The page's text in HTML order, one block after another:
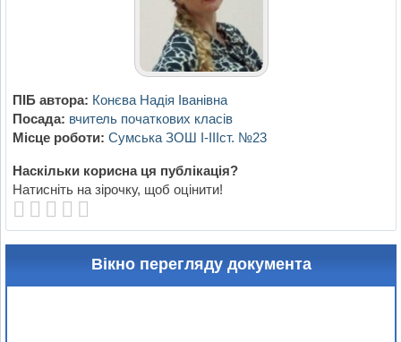
ПІБ автора: Конєва Надія Іванівна
Посада: вчитель початкових класів
Місце роботи: Сумська ЗОШ I-IIIст. №23
Наскільки корисна ця публікація?
Натисніть на зірочку, щоб оцінити!
Вікно перегляду документа